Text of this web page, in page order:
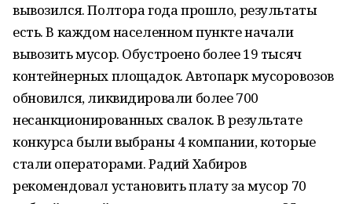
вывозился. Полтора года прошло, результаты
есть. В каждом населенном пункте начали
вывозить мусор. Обустроено более 19 тысяч
контейнерных площадок. Автопарк мусоровозов
обновился, ликвидировали более 700
несанкционированных свалок. В результате
конкурса были выбраны 4 компании, которые
стали операторами. Радий Хабиров
рекомендовал установить плату за мусор 70